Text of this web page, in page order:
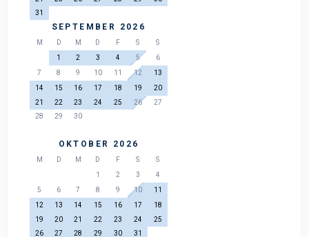
31
SEPTEMBER 2026
M D M D F S
S
1
2 3 4 5
6
7
8 9 10 11 12
13
14
15 16 17 18 19
20
21
22 23 24 25 26
27
28
29 30
OKTOBER 2026
M D M D F S
S
1
2 3
4
5
6 7 8 9 10
11
12
13 14 15 16 17
18
19
20 21 22 23 24
25
26
27 28 29 30 31